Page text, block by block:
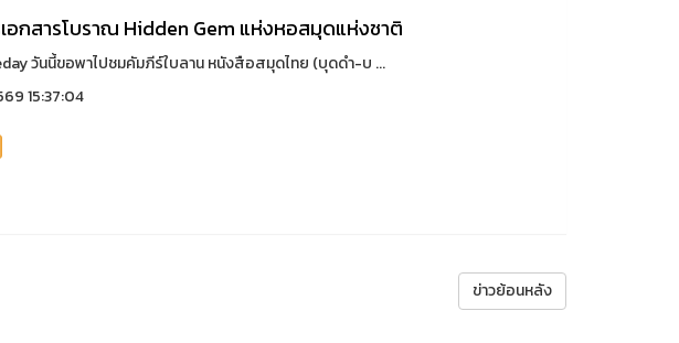
อกสารโบราณ Hidden Gem แห่งหอสมุดแห่งชาติ
วันนี้ขอพาไปชมคัมภีร์ใบลาน หนังสือสมุดไทย (บุดดำ-บ ...
15:37:04
ข่าวย้อนหลัง